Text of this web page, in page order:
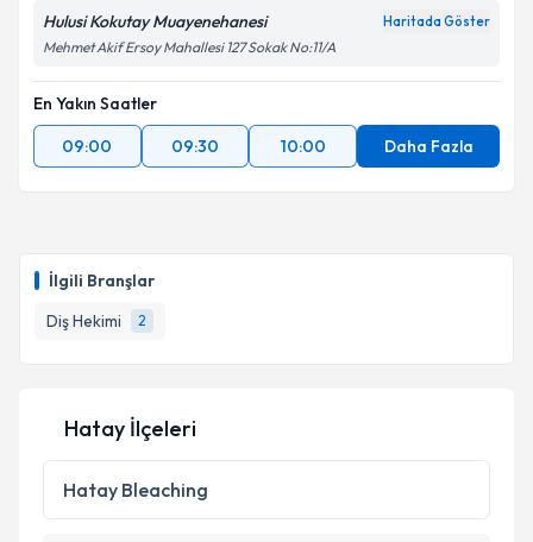
İlgili Branşlar
Diş Hekimi
2
Hulusi Kokutay Muayenehanesi Haritada Göster
Mehmet Akif Ersoy Mahallesi 127 Sokak No:11/A
En Yakın Saatler
09:00
09:30 10:00 Daha Fazla
Hatay İlçeleri
Hatay Bleaching